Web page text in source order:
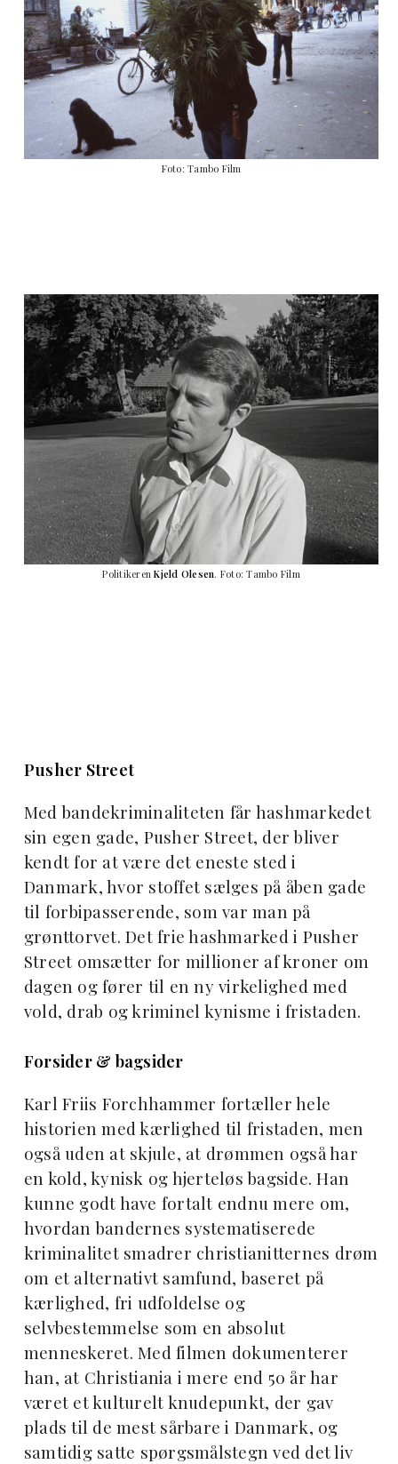
Foto: Tambo Film
PolitikerenKjeld Olesen. Foto: Tambo Film
Pusher Street
Med bandekriminaliteten får hashmarkedet
sin egen gade, Pusher Street, der bliver
kendt for at være det eneste sted i
Danmark, hvor stoffet sælges på åben gade
til forbipasserende, som var man på
grønttorvet. Det frie hashmarked i Pusher
Street omsætter for millioner af kroner om
dagen og fører til en ny virkelighed med
vold, drab og kriminel kynisme i fristaden.
Forsider & bagsider
Karl Friis Forchhammer fortæller hele
historien med kærlighed til fristaden, men
også uden at skjule, at drømmen også har
en kold, kynisk og hjerteløs bagside. Han
kunne godt have fortalt endnu mere om,
hvordan bandernes systematiserede
kriminalitet smadrer christianitternes drøm
om et alternativt samfund, baseret på
kærlighed, fri udfoldelse og
selvbestemmelse som en absolut
menneskeret. Med filmen dokumenterer
han, at Christiania i mere end 50 år har
været et kulturelt knudepunkt, der gav
plads til de mest sårbare i Danmark, og
samtidig satte spørgsmålstegn ved det liv